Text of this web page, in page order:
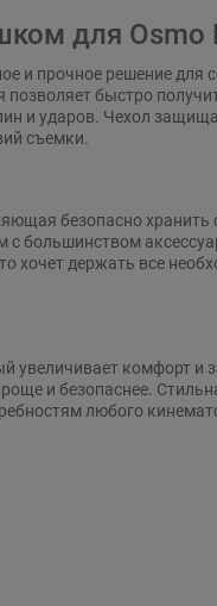
для Osmo
и прочное решение для
быстро
и ударов. Чехол
съемки.
безопасно
большинством
хочет держать все
увеличивает комфорт и
и безопаснее.
любого